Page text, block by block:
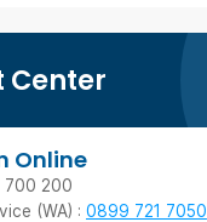
Center
Online
700 200
(WA) : 0899 721 7050